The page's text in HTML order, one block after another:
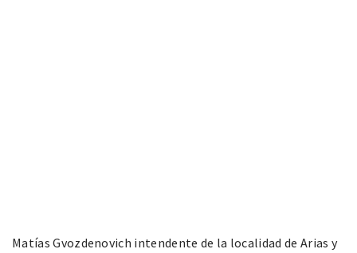
Matías Gvozdenovich intendente de la localidad de Arias y